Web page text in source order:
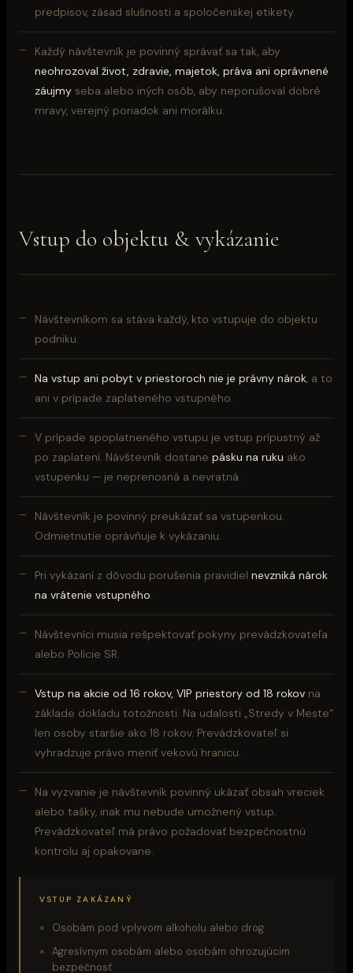
predpisov, zásad slušnosti a spoločenskej etikety.
Každý návštevník je povinný správať sa tak, aby
neohrozoval život, zdravie, majetok, práva ani oprávnené
záujmy seba alebo iných osôb, aby neporušoval dobré
mravy, verejný poriadok ani morálku.
Vstup do objektu & vykázanie
Návštevníkom sa stáva každý, kto vstupuje do objektu
podniku.
Na vstup ani pobyt v priestoroch nie je právny nárok, a to
ani v prípade zaplateného vstupného.
V prípade spoplatneného vstupu je vstup prípustný až
po zaplatení. Návštevník dostane pásku na ruku ako
vstupenku — je neprenosná a nevratná.
Návštevník je povinný preukázať sa vstupenkou.
Odmietnutie oprávňuje k vykázaniu.
Pri vykázaní z dôvodu porušenia pravidiel nevzniká nárok
na vrátenie vstupného.
Návštevníci musia rešpektovať pokyny prevádzkovateľa
alebo Polície SR.
Vstup na akcie od 16 rokov, VIP priestory od 18 rokov na
základe dokladu totožnosti. Na udalosti „Stredy v Meste“
len osoby staršie ako 18 rokov. Prevádzkovateľ si
vyhradzuje právo meniť vekovú hranicu.
Na vyzvanie je návštevník povinný ukázať obsah vreciek
alebo tašky, inak mu nebude umožnený vstup.
Prevádzkovateľ má právo požadovať bezpečnostnú
kontrolu aj opakovane.
VSTUP ZAKÁZANÝ
Osobám pod vplyvom alkoholu alebo drog
Agresívnym osobám alebo osobám ohrozujúcim
bezpečnosť